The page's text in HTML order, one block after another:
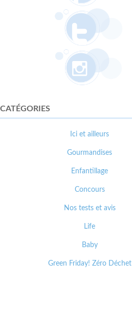
CATÉGORIES
Ici et ailleurs
Gourmandises
Enfantillage
Concours
Nos tests et avis
Life
Baby
Green Friday! Zéro Déchet